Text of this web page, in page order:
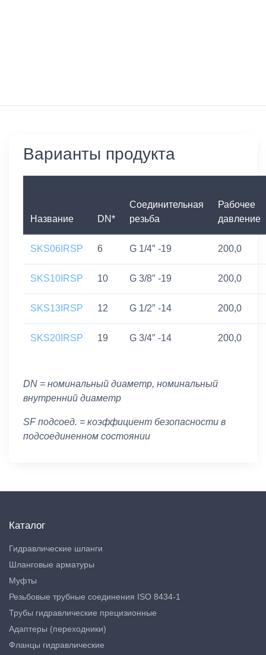
Варианты продукта
Название DN*
Соединительная
резьба
Рабочее
давление
SKS06IRSP 6 G 1/4″ -19 200,0
SKS10IRSP 10 G 3/8″ -19 200,0
SKS13IRSP 12 G 1/2″ -14 200,0
SKS20IRSP 19 G 3/4″ -14 200,0
DN = номинальный диаметр, номинальный
внутренний диаметр
SF подсоед. = коэффициент безопасности в
подсоединенном состоянии
Каталог
Гидравлические шланги
Шланговые арматуры
Муфты
Резьбовые трубные соединения ISO 8434-1
Трубы гидравлические прецизионные
Адаптеры (переходники)
Фланцы гидравлические